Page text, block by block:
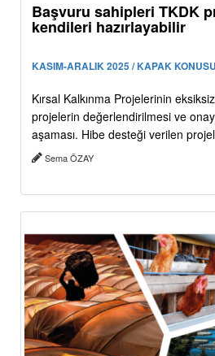
Başvuru sahipleri TKDK
kendileri hazırlayabilir
KASIM-ARALIK 2025 / KAPAK KONUSU
Kırsal Kalkınma Projelerinin
projelerin değerlendirilmesi ve
aşaması. Hibe desteği verilen
Sema ÖZAY